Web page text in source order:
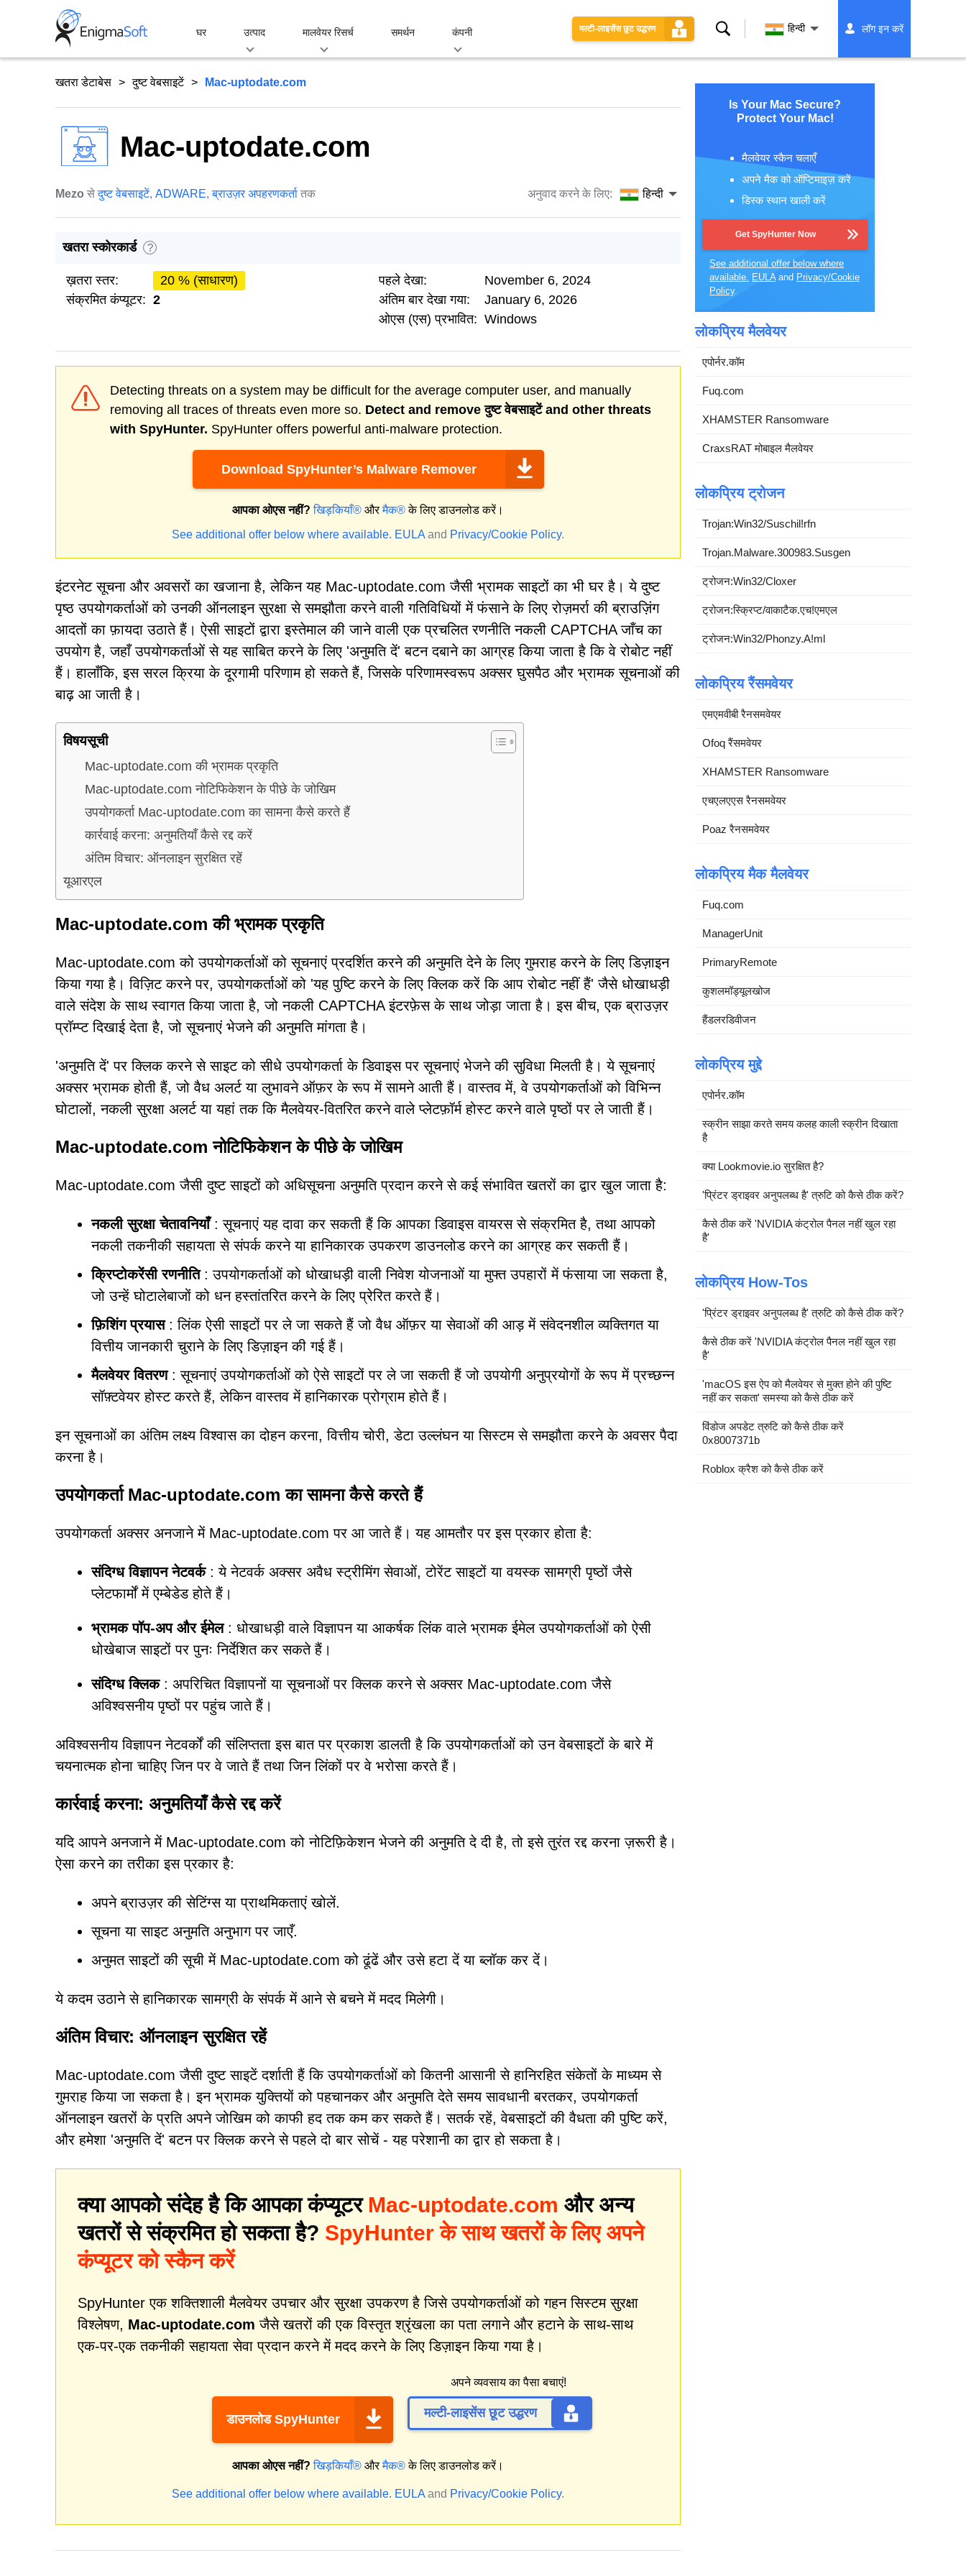
घर उत्पाद मालवेयर रिसर्च समर्थन कंपनी मल्टी-लाइसेंस छूट उद्धरण खोज हिन्दी लॉग इन करें
खतरा डेटाबेस दुष्ट वेबसाइटें Mac-uptodate.com
Mac-uptodate.com
Mezo सेदुष्ट वेबसाइटें, ADWARE,ब्राउज़र अपहरणकर्ता तक अनुवाद करने के लिए: हिन्दी
खतरा स्कोरकार्ड ?
ख़तरा स्तर:
20 % (साधारण)
संक्रमित कंप्यूटर: 2
पहले देखा:
November 6, 2024
अंतिम बार देखा गया:
January 6, 2026
ओएस (एस) प्रभावित: Windows
Detecting threats on a system may be difficult for the average computer user, and manually
removing all traces of threats even more so. Detect and removeदुष्ट वेबसाइटेंand other threats
with SpyHunter. SpyHunter offers powerful anti-malware protection.
Download SpyHunter’s Malware Remover
आपका ओएस नहीं? खिड़कियाँ® औरमैक®के लिए डाउनलोड करें।
See additional offer below where available. EULA and Privacy/Cookie Policy.
इंटरनेट सूचना और अवसरों का खजाना है, लेकिन यह Mac-uptodate.com जैसी भ्रामक साइटों का भी घर है। ये दुष्ट
पृष्ठ उपयोगकर्ताओं को उनकी ऑनलाइन सुरक्षा से समझौता करने वाली गतिविधियों में फंसाने के लिए रोज़मर्रा की ब्राउज़िंग
आदतों का फ़ायदा उठाते हैं। ऐसी साइटों द्वारा इस्तेमाल की जाने वाली एक प्रचलित रणनीति नकली CAPTCHA जाँच का
उपयोग है, जहाँ उपयोगकर्ताओं से यह साबित करने के लिए 'अनुमति दें' बटन दबाने का आग्रह किया जाता है कि वे रोबोट नहीं
हैं। हालाँकि, इस सरल क्रिया के दूरगामी परिणाम हो सकते हैं, जिसके परिणामस्वरूप अक्सर घुसपैठ और भ्रामक सूचनाओं की
बाढ़ आ जाती है।
विषयसूची
Mac-uptodate.com की भ्रामक प्रकृति
Mac-uptodate.com नोटिफिकेशन के पीछे के जोखिम
उपयोगकर्ता Mac-uptodate.com का सामना कैसे करते हैं
कार्रवाई करना: अनुमतियाँ कैसे रद्द करें
अंतिम विचार: ऑनलाइन सुरक्षित रहें
यूआरएल
Mac-uptodate.com की भ्रामक प्रकृति
Mac-uptodate.com को उपयोगकर्ताओं को सूचनाएं प्रदर्शित करने की अनुमति देने के लिए गुमराह करने के लिए डिज़ाइन
किया गया है। विज़िट करने पर, उपयोगकर्ताओं को 'यह पुष्टि करने के लिए क्लिक करें कि आप रोबोट नहीं हैं' जैसे धोखाधड़ी
वाले संदेश के साथ स्वागत किया जाता है, जो नकली CAPTCHA इंटरफ़ेस के साथ जोड़ा जाता है। इस बीच, एक ब्राउज़र
प्रॉम्प्ट दिखाई देता है, जो सूचनाएं भेजने की अनुमति मांगता है।
'अनुमति दें' पर क्लिक करने से साइट को सीधे उपयोगकर्ता के डिवाइस पर सूचनाएं भेजने की सुविधा मिलती है। ये सूचनाएं
अक्सर भ्रामक होती हैं, जो वैध अलर्ट या लुभावने ऑफ़र के रूप में सामने आती हैं। वास्तव में, वे उपयोगकर्ताओं को विभिन्न
घोटालों, नकली सुरक्षा अलर्ट या यहां तक कि मैलवेयर-वितरित करने वाले प्लेटफ़ॉर्म होस्ट करने वाले पृष्ठों पर ले जाती हैं।
Mac-uptodate.com नोटिफिकेशन के पीछे के जोखिम
Mac-uptodate.com जैसी दुष्ट साइटों को अधिसूचना अनुमति प्रदान करने से कई संभावित खतरों का द्वार खुल जाता है:
नकली सुरक्षा चेतावनियाँ: सूचनाएं यह दावा कर सकती हैं कि आपका डिवाइस वायरस से संक्रमित है, तथा आपको
नकली तकनीकी सहायता से संपर्क करने या हानिकारक उपकरण डाउनलोड करने का आग्रह कर सकती हैं।
क्रिप्टोकरेंसी रणनीति: उपयोगकर्ताओं को धोखाधड़ी वाली निवेश योजनाओं या मुफ्त उपहारों में फंसाया जा सकता है,
जो उन्हें घोटालेबाजों को धन हस्तांतरित करने के लिए प्रेरित करते हैं।
फ़िशिंग प्रयास: लिंक ऐसी साइटों पर ले जा सकते हैं जो वैध ऑफ़र या सेवाओं की आड़ में संवेदनशील व्यक्तिगत या
वित्तीय जानकारी चुराने के लिए डिज़ाइन की गई हैं।
मैलवेयर वितरण: सूचनाएं उपयोगकर्ताओं को ऐसे साइटों पर ले जा सकती हैं जो उपयोगी अनुप्रयोगों के रूप में प्रच्छन्न
सॉफ़्टवेयर होस्ट करते हैं, लेकिन वास्तव में हानिकारक प्रोग्राम होते हैं।
इन सूचनाओं का अंतिम लक्ष्य विश्वास का दोहन करना, वित्तीय चोरी, डेटा उल्लंघन या सिस्टम से समझौता करने के अवसर पैदा
करना है।
उपयोगकर्ता Mac-uptodate.com का सामना कैसे करते हैं
उपयोगकर्ता अक्सर अनजाने में Mac-uptodate.com पर आ जाते हैं। यह आमतौर पर इस प्रकार होता है:
संदिग्ध विज्ञापन नेटवर्क: ये नेटवर्क अक्सर अवैध स्ट्रीमिंग सेवाओं, टोरेंट साइटों या वयस्क सामग्री पृष्ठों जैसे
प्लेटफार्मों में एम्बेडेड होते हैं।
भ्रामक पॉप-अप और ईमेल: धोखाधड़ी वाले विज्ञापन या आकर्षक लिंक वाले भ्रामक ईमेल उपयोगकर्ताओं को ऐसी
धोखेबाज साइटों पर पुनः निर्देशित कर सकते हैं।
संदिग्ध क्लिक: अपरिचित विज्ञापनों या सूचनाओं पर क्लिक करने से अक्सर Mac-uptodate.com जैसे
अविश्वसनीय पृष्ठों पर पहुंच जाते हैं।
अविश्वसनीय विज्ञापन नेटवर्कों की संलिप्तता इस बात पर प्रकाश डालती है कि उपयोगकर्ताओं को उन वेबसाइटों के बारे में
चयनात्मक होना चाहिए जिन पर वे जाते हैं तथा जिन लिंकों पर वे भरोसा करते हैं।
कार्रवाई करना: अनुमतियाँ कैसे रद्द करें
यदि आपने अनजाने में Mac-uptodate.com को नोटिफ़िकेशन भेजने की अनुमति दे दी है, तो इसे तुरंत रद्द करना ज़रूरी है।
ऐसा करने का तरीका इस प्रकार है:
अपने ब्राउज़र की सेटिंग्स या प्राथमिकताएं खोलें.
सूचना या साइट अनुमति अनुभाग पर जाएँ.
अनुमत साइटों की सूची में Mac-uptodate.com को ढूंढें और उसे हटा दें या ब्लॉक कर दें।
ये कदम उठाने से हानिकारक सामग्री के संपर्क में आने से बचने में मदद मिलेगी।
अंतिम विचार: ऑनलाइन सुरक्षित रहें
Mac-uptodate.com जैसी दुष्ट साइटें दर्शाती हैं कि उपयोगकर्ताओं को कितनी आसानी से हानिरहित संकेतों के माध्यम से
गुमराह किया जा सकता है। इन भ्रामक युक्तियों को पहचानकर और अनुमति देते समय सावधानी बरतकर, उपयोगकर्ता
ऑनलाइन खतरों के प्रति अपने जोखिम को काफी हद तक कम कर सकते हैं। सतर्क रहें, वेबसाइटों की वैधता की पुष्टि करें,
और हमेशा 'अनुमति दें' बटन पर क्लिक करने से पहले दो बार सोचें - यह परेशानी का द्वार हो सकता है।
क्या आपको संदेह है कि आपका कंप्यूटर Mac-uptodate.com और अन्य
खतरों से संक्रमित हो सकता है? SpyHunter के साथ खतरों के लिए अपने
कंप्यूटर को स्कैन करें
SpyHunter एक शक्तिशाली मैलवेयर उपचार और सुरक्षा उपकरण है जिसे उपयोगकर्ताओं को गहन सिस्टम सुरक्षा
विश्लेषण, Mac-uptodate.com जैसे खतरों की एक विस्तृत श्रृंखला का पता लगाने और हटाने के साथ-साथ
एक-पर-एक तकनीकी सहायता सेवा प्रदान करने में मदद करने के लिए डिज़ाइन किया गया है।
डाउनलोड SpyHunter
अपने व्यवसाय का पैसा बचाएं!
मल्टी-लाइसेंस छूट उद्धरण
आपका ओएस नहीं? खिड़कियाँ® औरमैक®के लिए डाउनलोड करें।
See additional offer below where available. EULA and Privacy/Cookie Policy.
Is Your Mac Secure?
Protect Your Mac!
मैलवेयर स्कैन चलाएँ
अपने मैक को ऑप्टिमाइज़ करें
डिस्क स्थान खाली करें
Get SpyHunter Now
See additional offer below where
available. EULAand Privacy/Cookie
Policy.
लोकप्रिय मैलवेयर
एपोर्नर.कॉम
Fuq.com
XHAMSTER Ransomware
CraxsRAT मोबाइल मैलवेयर
लोकप्रिय ट्रोजन
Trojan:Win32/Suschil!rfn
Trojan.Malware.300983.Susgen
ट्रोजन:Win32/Cloxer
ट्रोजन:स्क्रिप्ट/वाकाटैक.एच!एमएल
ट्रोजन:Win32/Phonzy.A!ml
लोकप्रिय रैंसमवेयर
एमएमवीबी रैनसमवेयर
Ofoq रैंसमवेयर
XHAMSTER Ransomware
एचएलएएस रैनसमवेयर
Poaz रैनसमवेयर
लोकप्रिय मैक मैलवेयर
Fuq.com
ManagerUnit
PrimaryRemote
कुशलमॉड्यूलखोज
हैंडलरडिवीजन
लोकप्रिय मुद्दे
एपोर्नर.कॉम
स्क्रीन साझा करते समय कलह काली स्क्रीन दिखाता
है
क्या Lookmovie.io सुरक्षित है?
'प्रिंटर ड्राइवर अनुपलब्ध है' त्रुटि को कैसे ठीक करें?
कैसे ठीक करें 'NVIDIA कंट्रोल पैनल नहीं खुल रहा
है'
लोकप्रिय How-Tos
'प्रिंटर ड्राइवर अनुपलब्ध है' त्रुटि को कैसे ठीक करें?
कैसे ठीक करें 'NVIDIA कंट्रोल पैनल नहीं खुल रहा
है'
'macOS इस ऐप को मैलवेयर से मुक्त होने की पुष्टि
नहीं कर सकता' समस्या को कैसे ठीक करें
विंडोज अपडेट त्रुटि को कैसे ठीक करें
0x8007371b
Roblox क्रैश को कैसे ठीक करें